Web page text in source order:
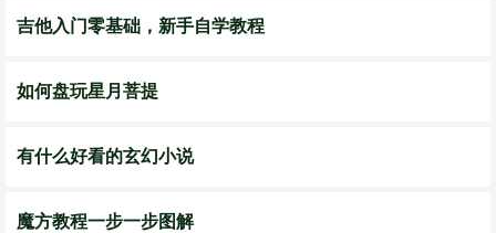
吉他入门零基础，新手自学教程
如何盘玩星月菩提
有什么好看的玄幻小说
魔方教程一步一步图解